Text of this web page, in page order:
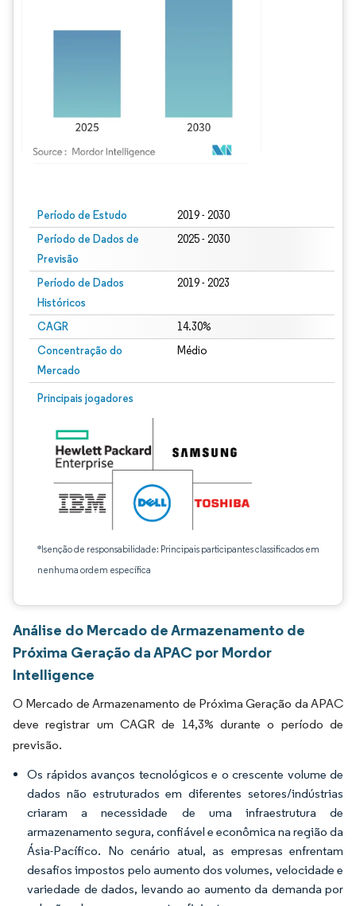
Período de Estudo 2019 - 2030
Período de Dados de
Previsão
2025 - 2030
Período de Dados
Históricos
2019 - 2023
CAGR 14.30%
Concentração do
Mercado
Médio
Principais jogadores
*Isenção de responsabilidade: Principais participantes classificados em
nenhuma ordem específica
Análise do Mercado de Armazenamento de
Próxima Geração da APAC por Mordor
Intelligence
O Mercado de Armazenamento de Próxima Geração da APAC
deve registrar um CAGR de 14,3% durante o período de
previsão.
Os rápidos avanços tecnológicos e o crescente volume de
dados não estruturados em diferentes setores/indústrias
criaram a necessidade de uma infraestrutura de
armazenamento segura, confiável e econômica na região da
Ásia-Pacífico. No cenário atual, as empresas enfrentam
desafios impostos pelo aumento dos volumes, velocidade e
variedade de dados, levando ao aumento da demanda por